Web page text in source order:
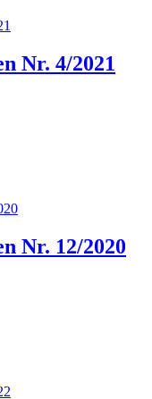
Nr. 4/2021
Nr. 12/2020